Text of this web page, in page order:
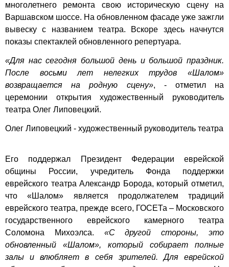
многолетнего ремонта свою историческую сцену на
Варшавском шоссе. На обновленном фасаде уже зажгли
вывеску с названием театра. Вскоре здесь начнутся
показы спектаклей обновленного репертуара.
«Для нас сегодня большой день и большой праздник.
После восьми лет нелегких трудов «Шалом»
возвращается на родную сцену», - отметил на
церемонии открытия художественный руководитель
театра Олег Липовецкий.
Олег Липовецкий - художественный руководитель театра
Его поддержал Президент Федерации еврейской
общины России, учредитель Фонда поддержки
еврейского театра Александр Борода, который отметил,
что «Шалом» является продолжателем традиций
еврейского театра, прежде всего, ГОСЕТа – Московского
государственного еврейского камерного театра
Соломона Михоэлса. «С другой стороны, это
обновленный «Шалом», который собирает полные
залы и влюбляет в себя зрителей. Для еврейской